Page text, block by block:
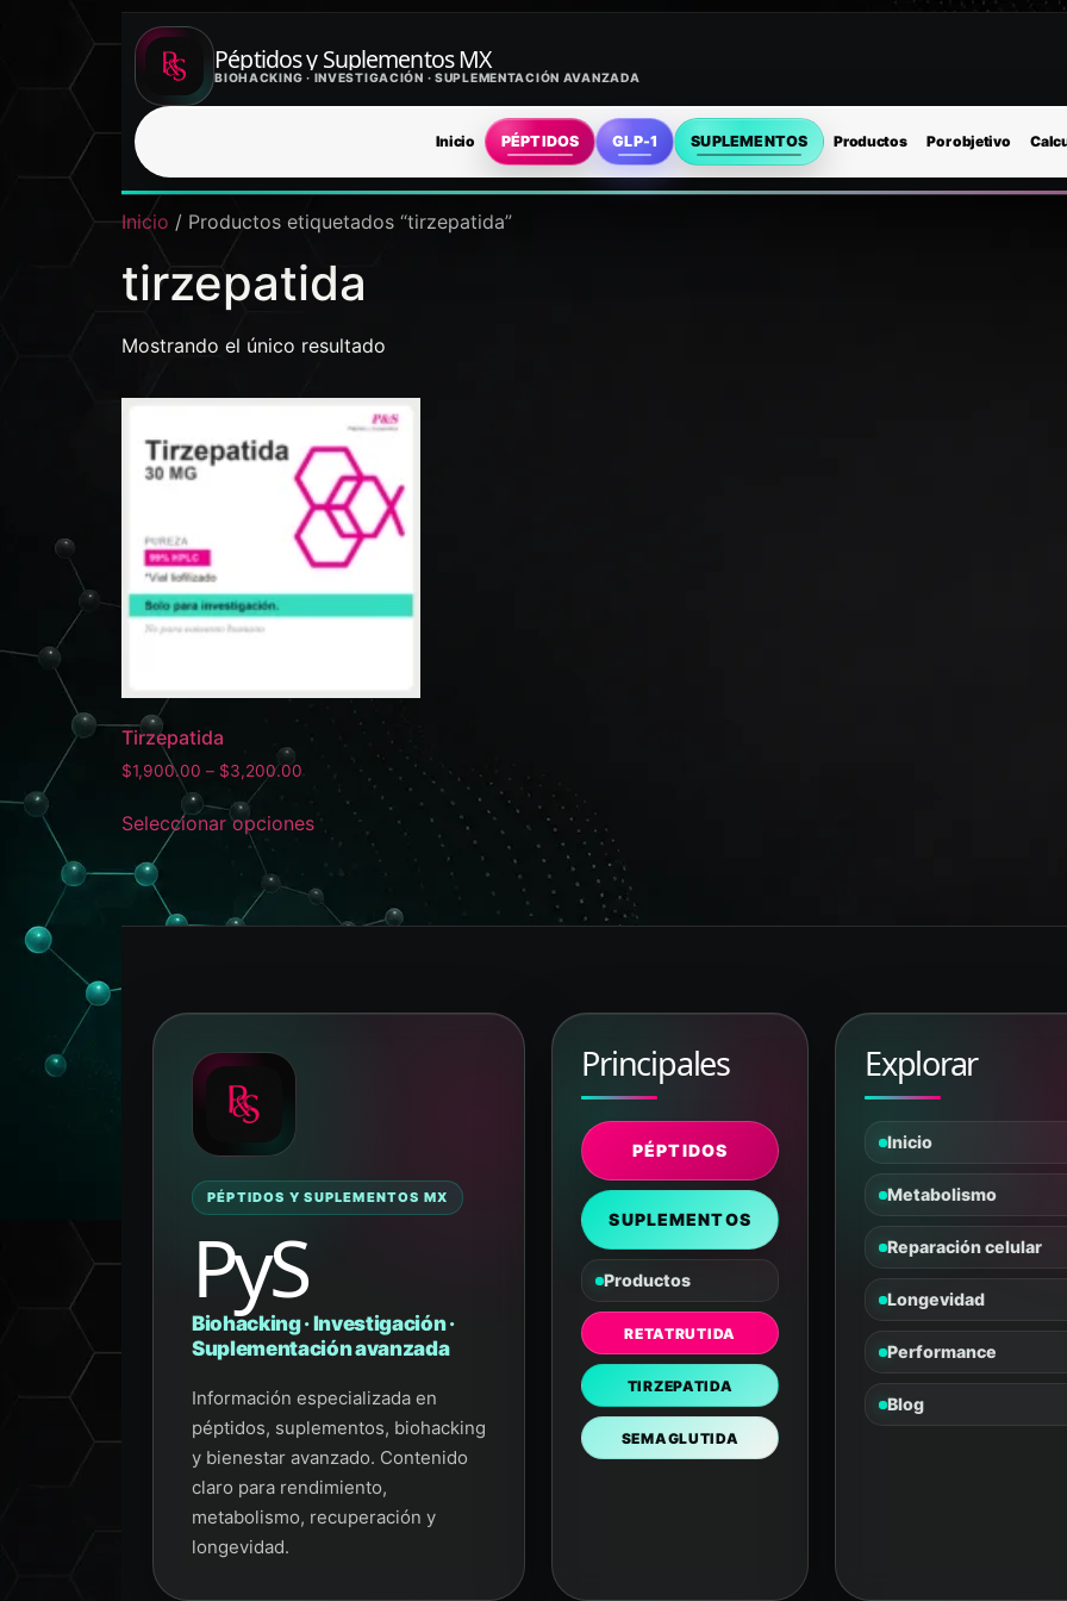
Péptidos y Suplementos MX
BIOHACKING · INVESTIGACIÓN · SUPLEMENTACIÓN AVANZADA
Inicio PÉPTIDOS GLP-1 SUPLEMENTOS Productos Por objetivo
Inicio / Productos etiquetados “tirzepatida”
tirzepatida
Mostrando el único resultado
Tirzepatida
$1,900.00 – $3,200.00
Seleccionar opciones
PÉPTIDOS Y SUPLEMENTOS MX
PyS
Biohacking · Investigación ·
Suplementación avanzada
Información especializada en
péptidos, suplementos, biohacking
y bienestar avanzado. Contenido
claro para rendimiento,
metabolismo, recuperación y
longevidad.
Principales
PÉPTIDOS
SUPLEMENTOS
Productos
RETATRUTIDA
TIRZEPATIDA
SEMAGLUTIDA
Explorar
Inicio
Metabolismo
Reparación celular
Longevidad
Performance
Blog